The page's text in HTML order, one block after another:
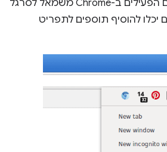
להציג את כל התוספים הפעילים ב-Chrome משמאל לסרגל
להוסיף תוספים לתפריט